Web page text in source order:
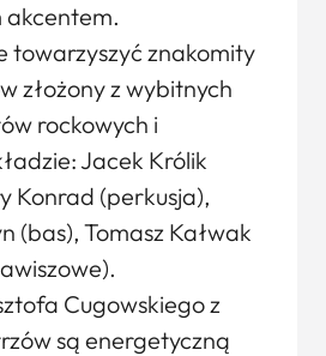
akcentem.
towarzyszyć znakomity
złożony z wybitnych
rockowych i
Jacek Królik
Konrad (perkusja),
(bas), Tomasz Kałwak
Cugowskiego z
są energetyczną